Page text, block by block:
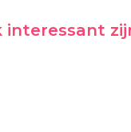
interessant